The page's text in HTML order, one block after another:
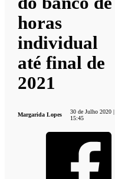
horas
individual
até final de
2021
Margarida Lopes
30 de Julho 2020 |
15:45